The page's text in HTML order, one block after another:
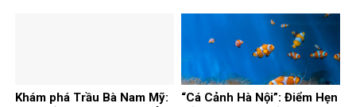
Khám phá Trầu Bà Nam Mỹ:
“Cá Cảnh Hà Nội”: Điểm Hẹn